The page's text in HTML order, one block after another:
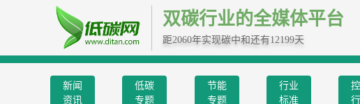
双碳行业的全媒体平台
距2060年实现碳中和还有12199天
新闻
资讯
低碳
专题
节能
专题
行业
标准